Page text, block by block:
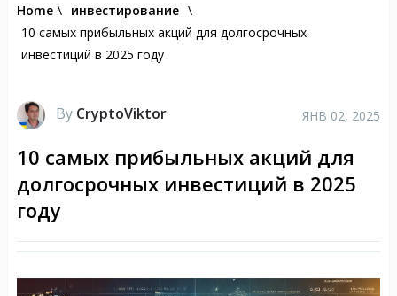
Home \ инвестирование \
10 самых прибыльных акций для долгосрочных
инвестиций в 2025 году
By CryptoViktor ЯНВ 02, 2025
10 самых прибыльных акций для
долгосрочных инвестиций в 2025
году